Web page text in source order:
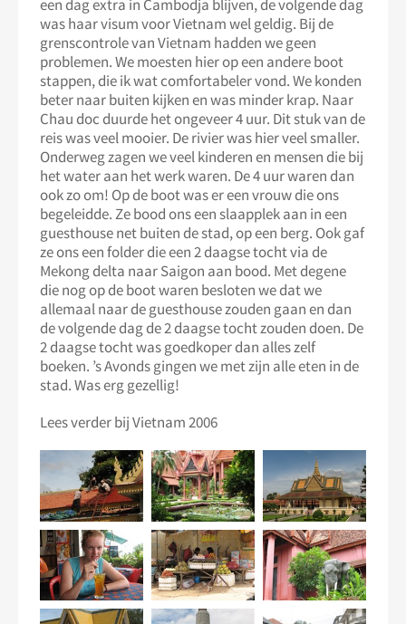
een dag extra in Cambodja blijven, de volgende dag
was haar visum voor Vietnam wel geldig. Bij de
grenscontrole van Vietnam hadden we geen
problemen. We moesten hier op een andere boot
stappen, die ik wat comfortabeler vond. We konden
beter naar buiten kijken en was minder krap. Naar
Chau doc duurde het ongeveer 4 uur. Dit stuk van de
reis was veel mooier. De rivier was hier veel smaller.
Onderweg zagen we veel kinderen en mensen die bij
het water aan het werk waren. De 4 uur waren dan
ook zo om! Op de boot was er een vrouw die ons
begeleidde. Ze bood ons een slaapplek aan in een
guesthouse net buiten de stad, op een berg. Ook gaf
ze ons een folder die een 2 daagse tocht via de
Mekong delta naar Saigon aan bood. Met degene
die nog op de boot waren besloten we dat we
allemaal naar de guesthouse zouden gaan en dan
de volgende dag de 2 daagse tocht zouden doen. De
2 daagse tocht was goedkoper dan alles zelf
boeken. ’s Avonds gingen we met zijn alle eten in de
stad. Was erg gezellig!
Lees verder bij Vietnam 2006